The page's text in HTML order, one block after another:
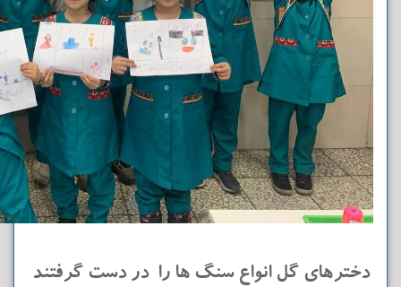
دخترهای گل انواع سنگ ها را در دست گرفتند